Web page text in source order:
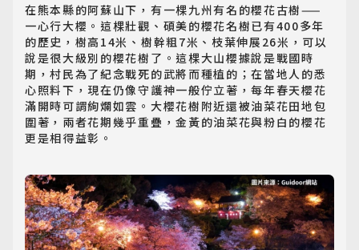
在熊本縣的阿蘇山下，有一棵九州有名的櫻花古樹——
一心行大櫻。這棵壯觀、碩美的櫻花名樹已有400多年
的歷史，樹高14米、樹幹粗7米、枝葉伸展26米，可以
說是很大級別的櫻花樹了。這棵大山櫻據說是戰國時
期，村民為了紀念戰死的武將而種植的；在當地人的悉
心照料下，現在仍像守護神一般佇立著，每年春天櫻花
滿開時可謂絢爛如雲。大櫻花樹附近還被油菜花田地包
圍著，兩者花期幾乎重疊，金黃的油菜花與粉白的櫻花
更是相得益彰。